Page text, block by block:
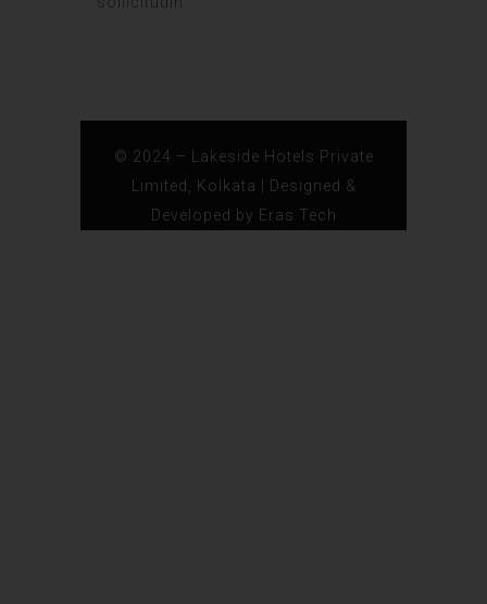
© 2024 – Lakeside Hotels Private
Limited, Kolkata | Designed &
Developed by Eras Tech